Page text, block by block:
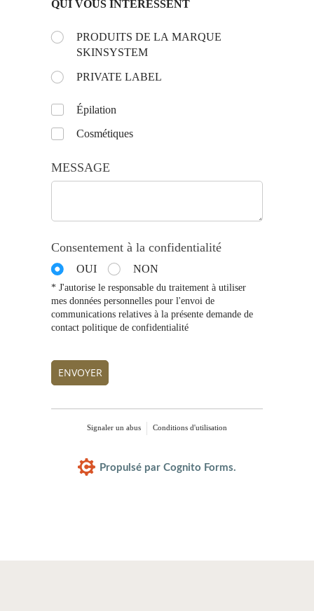
QUI VOUS INTÉRESSENT
Choose the day: *
(requis)
PRODUITS DE LA MARQUE
SKINSYSTEM
PRIVATE LABEL
UntitledÉpilation
Cosmétiques
MESSAGE
Consentement à la confidentialité
OUI NON
* J'autorise le responsable du traitement à utiliser
mes données personnelles pour l'envoi de
communications relatives à la présente demande de
contact politique de confidentialité
ENVOYER
Signaler un abus Conditions d'utilisation
Propulsé par Cognito Forms.